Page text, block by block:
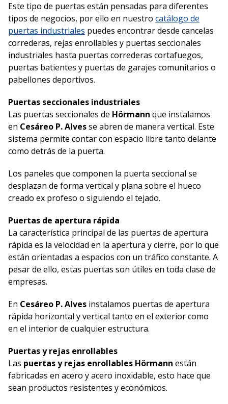
Este tipo de puertas están pensadas para diferentes
tipos de negocios, por ello en nuestro catálogo de
puertas industriales puedes encontrar desde cancelas
correderas, rejas enrollables y puertas seccionales
industriales hasta puertas correderas cortafuegos,
puertas batientes y puertas de garajes comunitarios o
pabellones deportivos.
Puertas seccionales industriales
Las puertas seccionales de Hörmann que instalamos
en Cesáreo P. Alvesse abren de manera vertical. Este
sistema permite contar con espacio libre tanto delante
como detrás de la puerta.
Los paneles que componen la puerta seccional se
desplazan de forma vertical y plana sobre el hueco
creado ex profeso o siguiendo el tejado.
Puertas de apertura rápida
La característica principal de las puertas de apertura
rápida es la velocidad en la apertura y cierre, por lo que
están orientadas a espacios con un tráfico constante. A
pesar de ello, estas puertas son útiles en toda clase de
empresas.
En Cesáreo P. Alves instalamos puertas de apertura
rápida horizontal y vertical tanto en el exterior como
en el interior de cualquier estructura.
Puertas y rejas enrollables
Las puertas y rejas enrollables Hörmann están
fabricadas en acero y acero inoxidable, esto hace que
sean productos resistentes y económicos.